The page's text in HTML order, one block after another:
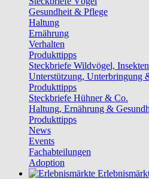
Gesundheit & Pflege
Haltung
Ernährung
Verhalten
Produkttipps
Steckbriefe Wildvögel,
Unterstützung, Unterbringung
Produkttipps
Steckbriefe Hühner & Co.
Haltung, Ernährung &
Produkttipps
News
Events
Fachabteilungen
Adoption